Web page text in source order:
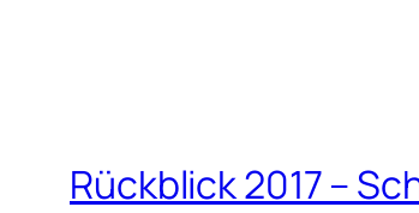
Rückblick 2017 –